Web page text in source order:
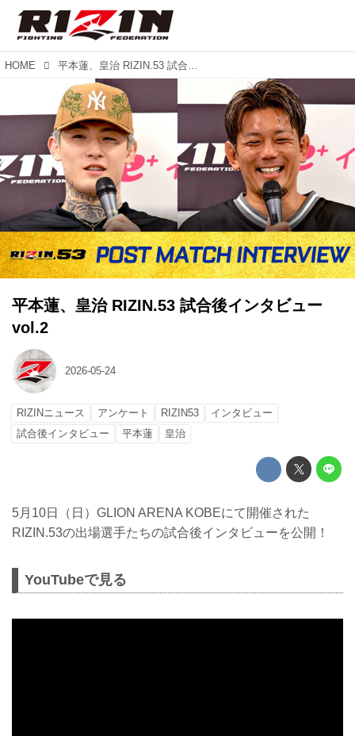
HOME 平本蓮、皇治 RIZIN.53 試合後インタビュー vol.2
平本蓮、皇治 RIZIN.53 試合後インタビュー
vol.2
2026-05-24
RIZINニュース アンケート RIZIN53
インタビュー
試合後インタビュー
平本蓮 皇治
5月10日（日）GLION ARENA KOBEにて開催された
RIZIN.53の出場選手たちの試合後インタビューを公開！
YouTubeで見る